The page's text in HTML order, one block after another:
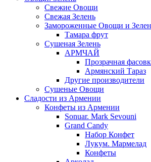
Свежие Овощи
Свежая Зелень
Замороженные Овощи и
Тамара фрут
Сушеная Зелень
АРМЧАЙ
Прозрачная
Армянский Тараз
Другие производители
Сушеные Овощи
Сладости из Армении
Конфеты из Армении
Sonuar. Mark Sevouni
Grand Candy
Набор Конфет
Лукум. Мармелад
Конфеты